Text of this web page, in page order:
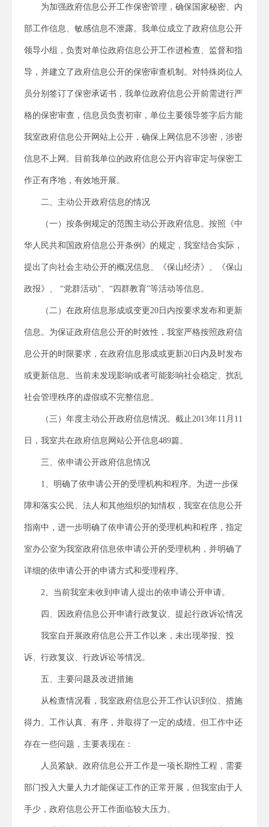
为加强政府信息公开工作保密管理，确保国家秘密、内
部工作信息、敏感信息不泄露。我单位成立了政府信息公开
领导小组，负责对单位政府信息公开工作进检查、监督和指
导，并建立了政府信息公开的保密审查机制。对特殊岗位人
员分别签订了保密承诺书，我单位政府信息公开前需进行严
格的保密审查，信息员负责初审，单位主要领导签字后方能
我室政府信息公开网站上公开，确保上网信息不涉密，涉密
信息不上网。目前我单位的政府信息公开内容审定与保密工
作正有序地，有效地开展。
二、主动公开政府信息的情况
（一）按条例规定的范围主动公开政府信息。按照《中
华人民共和国政府信息公开条例》的规定，我室结合实际，
提出了向社会主动公开的概况信息、《保山经济》、《保山
政报》、 “党群活动”、“四群教育”等活动等信息。
（二）在政府信息形成或变更20日内按要求发布和更新
信息。为保证政府信息公开的时效性，我室严格按照政府信
息公开的时限要求，在政府信息形成或更新20日内及时发布
或更新信息。当前未发现影响或者可能影响社会稳定、扰乱
社会管理秩序的虚假或不完整信息。
（三）年度主动公开政府信息情况。截止2013年11月11
日，我室共在政府信息网站公开信息489篇。
三、依申请公开政府信息情况
1、明确了依申请公开的受理机构和程序。为进一步保
障和落实公民、法人和其他组织的知情权，我室在信息公开
指南中，进一步明确了依申请公开的受理机构和程序，指定
室办公室为我室政府信息依申请公开的受理机构，并明确了
详细的依申请公开的申请方式和受理程序。
2、当前我室未收到申请人提出的依申请公开申请。
四、因政府信息公开申请行政复议、提起行政诉讼情况
我室自开展政府信息公开工作以来，未出现举报、投
诉、行政复议、行政诉讼等情况。
五、主要问题及改进措施
从检查情况看，我室政府信息公开工作认识到位、措施
得力、工作认真、有序，并取得了一定的成绩。但工作中还
存在一些问题，主要表现在：
人员紧缺。政府信息公开工作是一项长期性工程，需要
部门投入大量人力才能保证工作的正常开展，但我室由于人
手少，政府信息公开工作面临较大压力。